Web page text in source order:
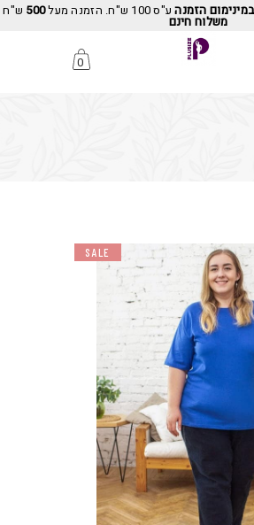
במינימום הזמנהע"ס 100 ש"ח. הזמנה מעל 500 ש"ח
משלוח חינם
0
SALE